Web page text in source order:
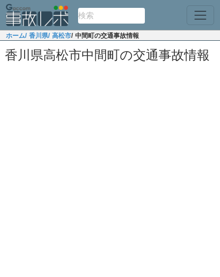
ホーム/ 香川県/ 高松市/ 中間町の交通事故情報
香川県高松市中間町の交通事故情報